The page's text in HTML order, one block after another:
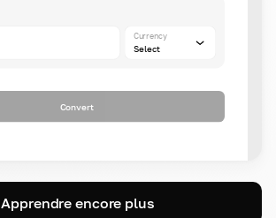
Currency
Select
Convert
Apprendre encore plus